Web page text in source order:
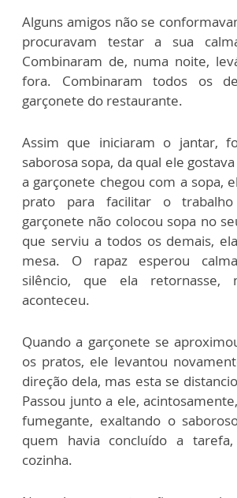
Alguns amigos não se
procuravam testar a sua
Combinaram de, numa noite,
fora. Combinaram todos os
garçonete do restaurante.
Assim que iniciaram o jantar,
saborosa sopa, da qual ele
a garçonete chegou com a sopa,
prato para facilitar o
garçonete não colocou sopa no
que serviu a todos os demais,
mesa. O rapaz esperou
silêncio, que ela retornasse,
aconteceu.
Quando a garçonete se
os pratos, ele levantou
direção dela, mas esta se
Passou junto a ele,
fumegante, exaltando o
quem havia concluído a
cozinha.